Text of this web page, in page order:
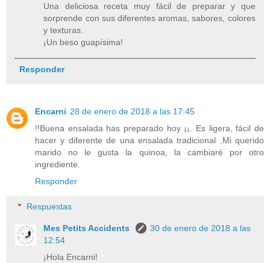
Una deliciosa receta muy fácil de preparar y que
sorprende con sus diferentes aromas, sabores, colores
y texturas.
¡Un beso guapísima!
Responder
Encarni 28 de enero de 2018 a las 17:45
!!Buena ensalada has preparado hoy ¡¡. Es ligera, fácil de
hacer y diferente de una ensalada tradicional .Mi querido
marido no le gusta la quinoa, la cambiaré por otro
ingrediente.
Responder
Respuestas
Mes Petits Accidents
30 de enero de 2018 a las
12:54
¡Hola Encarni!